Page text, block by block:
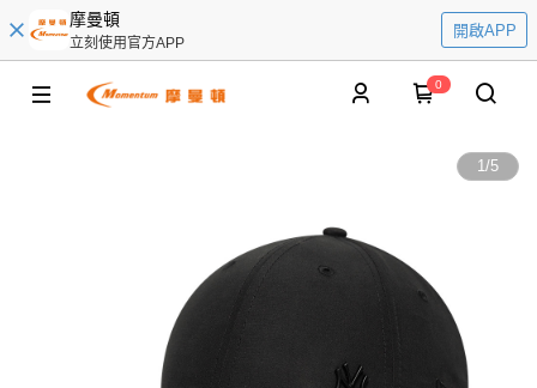
摩曼頓
立刻使用官方APP
開啟APP
0
1/5